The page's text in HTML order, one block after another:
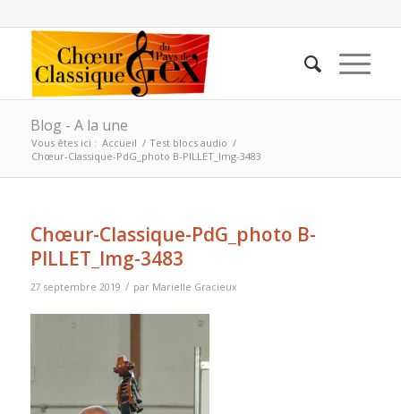
Blog - A la une
Vous êtes ici : Accueil / Test blocs audio /
Chœur-Classique-PdG_photo B-PILLET_Img-3483
Chœur-Classique-PdG_photo B-
PILLET_Img-3483
27 septembre 2019 / par Marielle Gracieux